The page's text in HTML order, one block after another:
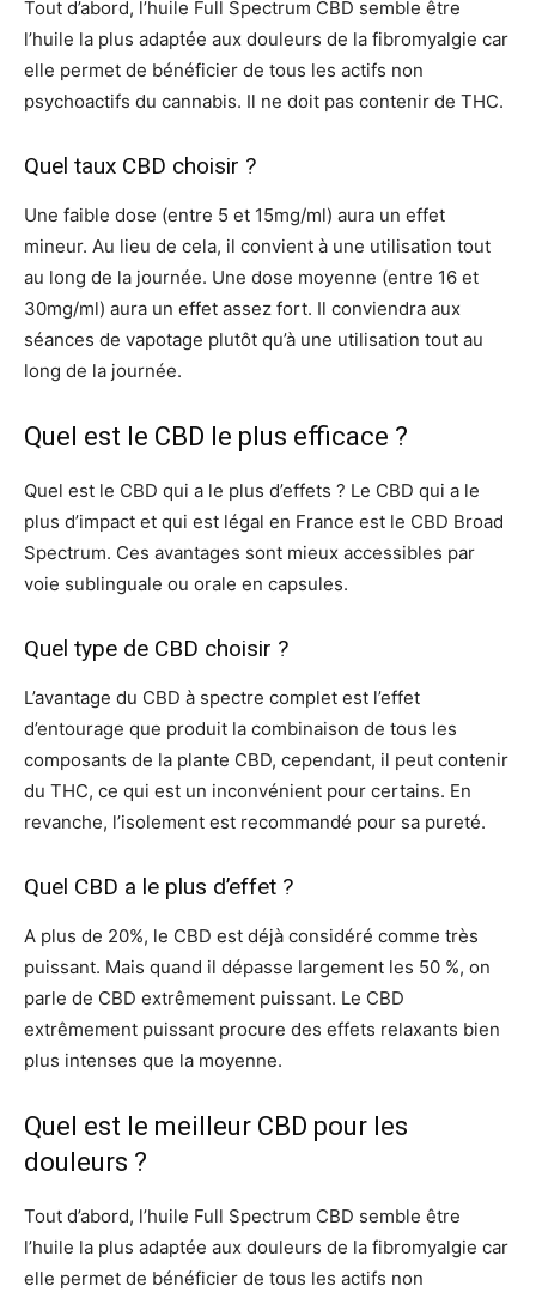
Tout d’abord, l’huile Full Spectrum CBD semble être
l’huile la plus adaptée aux douleurs de la fibromyalgie car
elle permet de bénéficier de tous les actifs non
psychoactifs du cannabis. Il ne doit pas contenir de THC.
Quel taux CBD choisir ?
Une faible dose (entre 5 et 15mg/ml) aura un effet
mineur. Au lieu de cela, il convient à une utilisation tout
au long de la journée. Une dose moyenne (entre 16 et
30mg/ml) aura un effet assez fort. Il conviendra aux
séances de vapotage plutôt qu’à une utilisation tout au
long de la journée.
Quel est le CBD le plus efficace ?
Quel est le CBD qui a le plus d’effets ? Le CBD qui a le
plus d’impact et qui est légal en France est le CBD Broad
Spectrum. Ces avantages sont mieux accessibles par
voie sublinguale ou orale en capsules.
Quel type de CBD choisir ?
L’avantage du CBD à spectre complet est l’effet
d’entourage que produit la combinaison de tous les
composants de la plante CBD, cependant, il peut contenir
du THC, ce qui est un inconvénient pour certains. En
revanche, l’isolement est recommandé pour sa pureté.
Quel CBD a le plus d’effet ?
A plus de 20%, le CBD est déjà considéré comme très
puissant. Mais quand il dépasse largement les 50 %, on
parle de CBD extrêmement puissant. Le CBD
extrêmement puissant procure des effets relaxants bien
plus intenses que la moyenne.
Quel est le meilleur CBD pour les
douleurs ?
Tout d’abord, l’huile Full Spectrum CBD semble être
l’huile la plus adaptée aux douleurs de la fibromyalgie car
elle permet de bénéficier de tous les actifs non